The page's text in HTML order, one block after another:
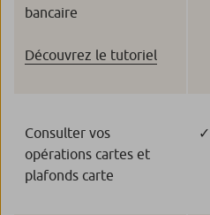
bancaire
Découvrez le tutoriel
Consulter vos
opérations cartes et
plafonds carte
✓